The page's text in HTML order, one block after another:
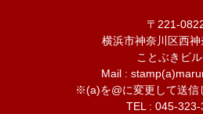
〒221-
横浜市神奈川区西
ことぶきビ
Mail :
※(a)を@に変更して送信
TEL : 045-323-